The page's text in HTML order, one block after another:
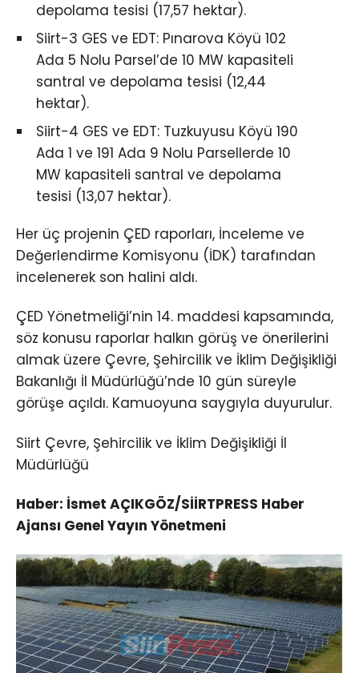
depolama tesisi (17,57 hektar).
Siirt-3 GES ve EDT: Pınarova Köyü 102
Ada 5 Nolu Parsel’de 10 MW kapasiteli
santral ve depolama tesisi (12,44
hektar).
Siirt-4 GES ve EDT: Tuzkuyusu Köyü 190
Ada 1 ve 191 Ada 9 Nolu Parsellerde 10
MW kapasiteli santral ve depolama
tesisi (13,07 hektar).
Her üç projenin ÇED raporları, İnceleme ve
Değerlendirme Komisyonu (İDK) tarafından
incelenerek son halini aldı.
ÇED Yönetmeliği’nin 14. maddesi kapsamında,
söz konusu raporlar halkın görüş ve önerilerini
almak üzere Çevre, Şehircilik ve İklim Değişikliği
Bakanlığı İl Müdürlüğü’nde 10 gün süreyle
görüşe açıldı. Kamuoyuna saygıyla duyurulur.
Siirt Çevre, Şehircilik ve İklim Değişikliği İl
Müdürlüğü
Haber: İsmet AÇIKGÖZ/SİİRTPRESS Haber
Ajansı Genel Yayın Yönetmeni